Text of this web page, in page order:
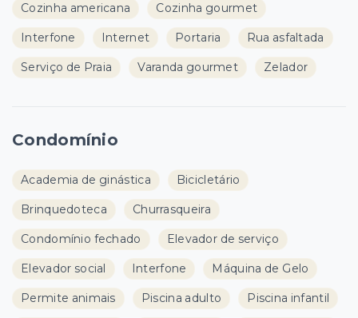
Cozinha americana Cozinha gourmet
Interfone Internet Portaria Rua asfaltada
Serviço de Praia Varanda gourmet Zelador
Condomínio
Academia de ginástica Bicicletário
Brinquedoteca Churrasqueira
Condomínio fechado Elevador de serviço
Elevador social Interfone Máquina de Gelo
Permite animais Piscina adulto Piscina infantil